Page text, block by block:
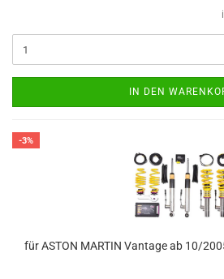
IN DEN
-3%
für ASTON MARTIN Vantage ab 10/